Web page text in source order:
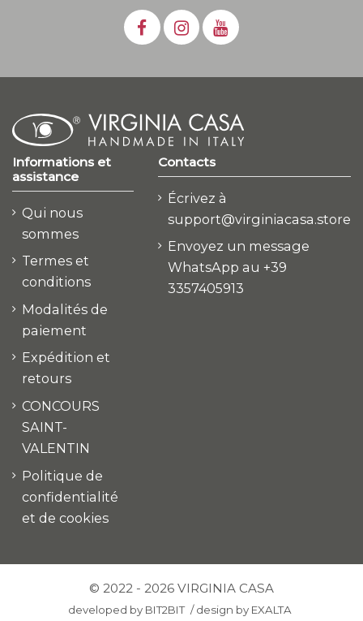
Informations et
assistance
Qui nous
sommes
Termes et
conditions
Modalités de
paiement
Expédition et
retours
CONCOURS
SAINT-
VALENTIN
Politique de
confidentialité
et de cookies
Contacts
Écrivez à
support@virginiacasa.store
Envoyez un message
WhatsApp au +39
3357405913
© 2022 - 2026 VIRGINIA CASA
developed by BIT2BIT /design by EXALTA